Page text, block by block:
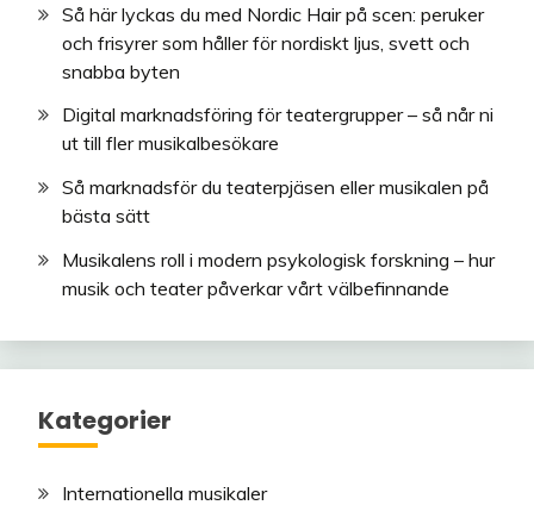
Så här lyckas du med Nordic Hair på scen: peruker
och frisyrer som håller för nordiskt ljus, svett och
snabba byten
Digital marknadsföring för teatergrupper – så når ni
ut till fler musikalbesökare
Så marknadsför du teaterpjäsen eller musikalen på
bästa sätt
Musikalens roll i modern psykologisk forskning – hur
musik och teater påverkar vårt välbefinnande
Kategorier
Internationella musikaler